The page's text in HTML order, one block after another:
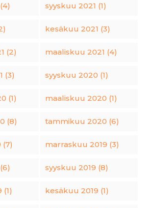
syyskuu 2021 (1)
kesäkuu 2021 (3)
(2) maaliskuu 2021 (4)
(3) syyskuu 2020 (1)
(1) maaliskuu 2020 (1)
(8) tammikuu 2020 (6)
marraskuu 2019 (3)
syyskuu 2019 (8)
kesäkuu 2019 (1)